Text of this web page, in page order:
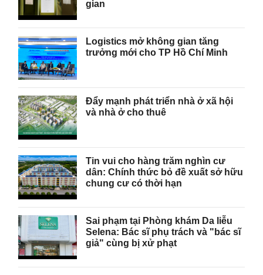
gian
Logistics mở không gian tăng
trưởng mới cho TP Hồ Chí Minh
Đẩy mạnh phát triển nhà ở xã hội
và nhà ở cho thuê
Tin vui cho hàng trăm nghìn cư
dân: Chính thức bỏ đề xuất sở hữu
chung cư có thời hạn
Sai phạm tại Phòng khám Da liễu
Selena: Bác sĩ phụ trách và "bác sĩ
giả" cùng bị xử phạt